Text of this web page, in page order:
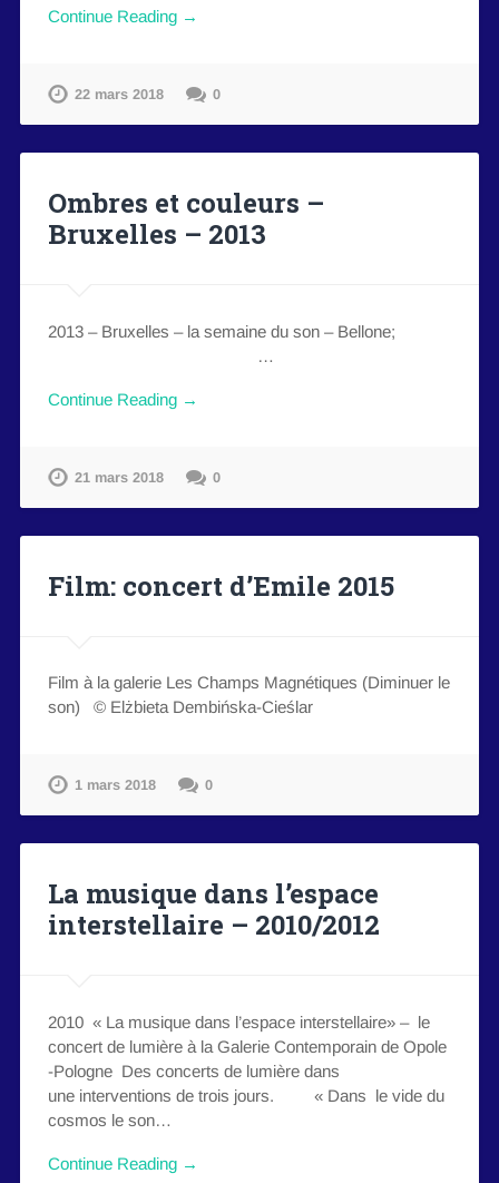
Continue Reading →
22 mars 2018 0
Ombres et couleurs –
Bruxelles – 2013
2013 – Bruxelles – la semaine du son – Bellone;
…
Continue Reading →
21 mars 2018 0
Film: concert d’Emile 2015
Film à la galerie Les Champs Magnétiques (Diminuer le
son) © Elżbieta Dembińska-Cieślar
1 mars 2018 0
La musique dans l’espace
interstellaire – 2010/2012
2010 « La musique dans l’espace interstellaire» – le
concert de lumière à la Galerie Contemporain de Opole
-Pologne Des concerts de lumière dans
une interventions de trois jours. « Dans le vide du
cosmos le son…
Continue Reading →